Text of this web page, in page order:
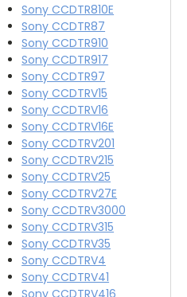
Sony CCDTR810E
Sony CCDTR87
Sony CCDTR910
Sony CCDTR917
Sony CCDTR97
Sony CCDTRV15
Sony CCDTRV16
Sony CCDTRV16E
Sony CCDTRV201
Sony CCDTRV215
Sony CCDTRV25
Sony CCDTRV27E
Sony CCDTRV3000
Sony CCDTRV315
Sony CCDTRV35
Sony CCDTRV4
Sony CCDTRV41
Sony CCDTRV416